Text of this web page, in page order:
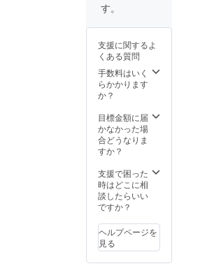
円～3万
えてい
ます。
・アー
リーア
ダプ
あるこ
とが分
かる
マーク
します
※Twitter
の認証
ウント
のよう
なマー
クを
す。
支援に関するよ
くある質問
手数料はいく
らかかります
か？
目標金額に届
かなかった場
合どうなりま
すか？
支援で困った
時はどこに相
談したらいい
ですか？
ヘルプページを
見る